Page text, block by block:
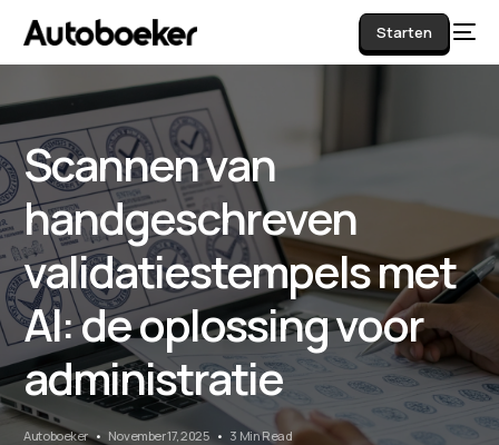
Starten
Scannen van
handgeschreven
validatiestempels met
AI: de oplossing voor
administratie
Autoboeker November 17, 2025 3 Min Read
AI